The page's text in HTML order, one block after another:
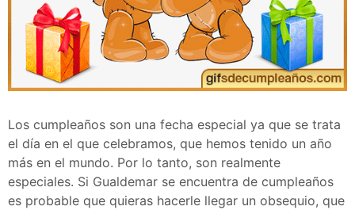
Los cumpleaños son una fecha especial ya que se trata
el día en el que celebramos, que hemos tenido un año
más en el mundo. Por lo tanto, son realmente
especiales. Si Gualdemar se encuentra de cumpleaños
es probable que quieras hacerle llegar un obsequio, que